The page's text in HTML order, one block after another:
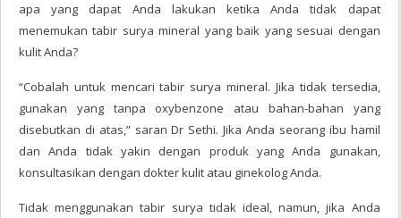
apa yang dapat Anda lakukan ketika Anda tidak dapat
menemukan tabir surya mineral yang baik yang sesuai dengan
kulit Anda?
“Cobalah untuk mencari tabir surya mineral. Jika tidak tersedia,
gunakan yang tanpa oxybenzone atau bahan-bahan yang
disebutkan di atas,” saran Dr Sethi. Jika Anda seorang ibu hamil
dan Anda tidak yakin dengan produk yang Anda gunakan,
konsultasikan dengan dokter kulit atau ginekolog Anda.
Tidak menggunakan tabir surya tidak ideal, namun, jika Anda